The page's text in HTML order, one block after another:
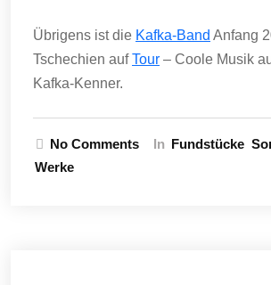
Übrigens ist die Kafka-Band Anfang
Tschechien aufTour – Coole Musik
Kafka-Kenner.
No Comments In Fundstücke
Werke